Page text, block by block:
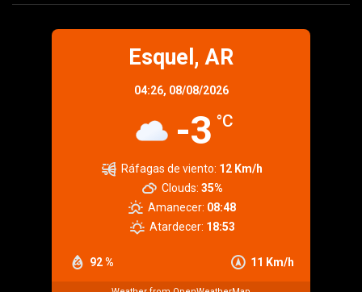
Esquel, AR
04:26, 08/08/2026
-3 °C
92 % 11 Km/h
Ráfagas de viento: 12 Km/h
Clouds: 35%
Amanecer: 08:48
Atardecer: 18:53